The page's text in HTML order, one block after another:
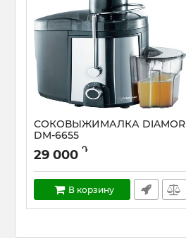
СОКОВЫЖИМАЛКА DIAMOR
DM-6655
Артикул: DM-6655
29 000 Դ
В корзину